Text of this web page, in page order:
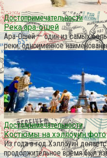
Достопримечательности
Река ара-ошей
Ара-Ошей — один из самых
реки, одноименное
Достопримечательности
Костюмы на хэллоуин фото
Из года в год Хэллоуин
продолжительное время был